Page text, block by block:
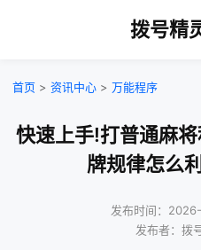
拨号精
首页 > 资讯中心 > 万能程序
快速上手!打普通麻
牌规律怎么
发布时间：
发布者：拨